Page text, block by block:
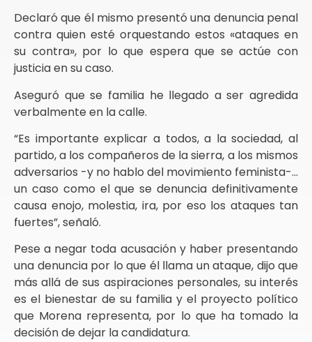
Declaró que él mismo presentó una denuncia penal
contra quien esté orquestando estos «ataques en
su contra», por lo que espera que se actúe con
justicia en su caso.
Aseguró que se familia he llegado a ser agredida
verbalmente en la calle.
“Es importante explicar a todos, a la sociedad, al
partido, a los compañeros de la sierra, a los mismos
adversarios -y no hablo del movimiento feminista-…
un caso como el que se denuncia definitivamente
causa enojo, molestia, ira, por eso los ataques tan
fuertes”, señaló.
Pese a negar toda acusación y haber presentando
una denuncia por lo que él llama un ataque, dijo que
más allá de sus aspiraciones personales, su interés
es el bienestar de su familia y el proyecto político
que Morena representa, por lo que ha tomado la
decisión de dejar la candidatura.